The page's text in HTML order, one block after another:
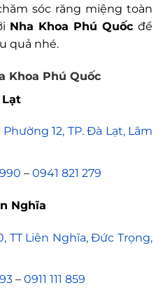
sóc răng miệng toàn
Nha Khoa Phú Quốc để
quả nhé.
Khoa Phú Quốc
Lạt
Phường 12, TP. Đà Lạt, Lâm
– 0941 821 279
Nghĩa
TT Liên Nghĩa, Đức Trọng,
– 0911 111 859